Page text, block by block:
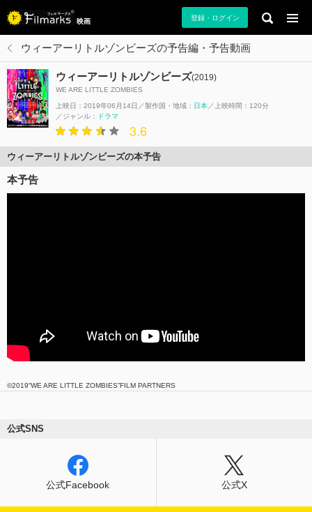
映画 登録・ログイン
ウィーアーリトルゾンビーズの予告編・予告動画
ウィーアーリトルゾンビーズ(2019)
WE ARE LITTLE ZOMBIES
上映日：2019年06月14日 製作国・地域： 日本
上映時間：120分
ジャンル：
ドラマ
3.6
ウィーアーリトルゾンビーズの本予告
本予告
©2019“WE ARE LITTLE ZOMBIES”FILM PARTNERS
公式SNS
公式Facebook 公式X